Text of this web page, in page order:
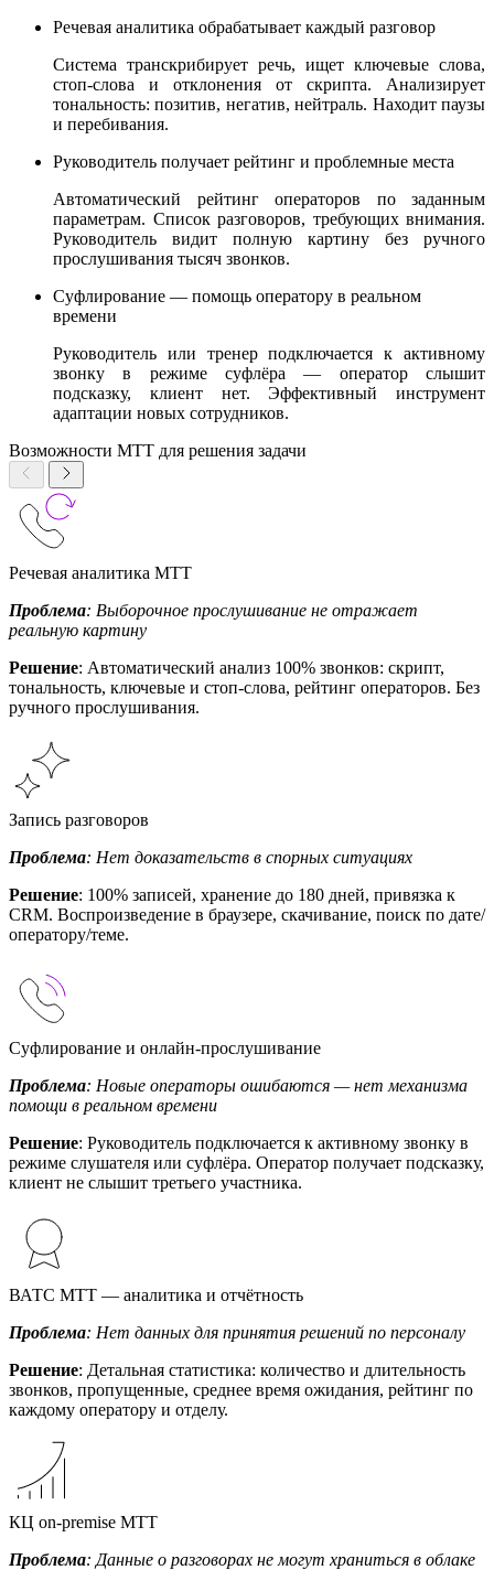
Речевая аналитика обрабатывает каждый разговор
Система транскрибирует речь, ищет ключевые слова,
стоп-слова и отклонения от скрипта. Анализирует
тональность: позитив, негатив, нейтраль. Находит паузы
и перебивания.
Руководитель получает рейтинг и проблемные места
Автоматический рейтинг операторов по заданным
параметрам. Список разговоров, требующих внимания.
Руководитель видит полную картину без ручного
прослушивания тысяч звонков.
Суфлирование — помощь оператору в реальном
времени
Руководитель или тренер подключается к активному
звонку в режиме суфлёра — оператор слышит
подсказку, клиент нет. Эффективный инструмент
адаптации новых сотрудников.
Возможности МТТ для решения задачи
Речевая аналитика МТТ
Проблема: Выборочное прослушивание не отражает
реальную картину
Решение: Автоматический анализ 100% звонков: скрипт,
тональность, ключевые и стоп-слова, рейтинг операторов. Без
ручного прослушивания.
Запись разговоров
Проблема: Нет доказательств в спорных ситуациях
Решение: 100% записей, хранение до 180 дней, привязка к
CRM. Воспроизведение в браузере, скачивание, поиск по дате/
оператору/теме.
Суфлирование и онлайн-прослушивание
Проблема: Новые операторы ошибаются — нет механизма
помощи в реальном времени
Решение: Руководитель подключается к активному звонку в
режиме слушателя или суфлёра. Оператор получает подсказку,
клиент не слышит третьего участника.
ВАТС МТТ — аналитика и отчётность
Проблема: Нет данных для принятия решений по персоналу
Решение: Детальная статистика: количество и длительность
звонков, пропущенные, среднее время ожидания, рейтинг по
каждому оператору и отделу.
КЦ on-premise МТТ
Проблема: Данные о разговорах не могут храниться в облаке